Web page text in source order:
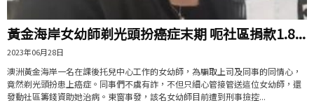
黃金海岸女幼師剃光頭扮癌症末期 呃社區捐款1.8...
2023年06月28日
澳洲黃金海岸一名在課後托兒中心工作的女幼師，為騙取上司及同事的同情心，
竟然剃光頭扮患上癌症。同事們不虞有詐，不但只細心管接管送這位女幼師，還
發動社區籌錢資助她治病。東窗事發，該名女幼師目前遭到刑事撿控...